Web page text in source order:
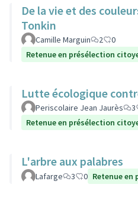
De la vie et des
Tonkin
Camille Marguin 2
0
Retenue en présélection
Lutte écologique
Periscolaire Jean Jaurès 3
Retenue en présélection
L'arbre aux palabres
Lafarge 3 0 Retenue